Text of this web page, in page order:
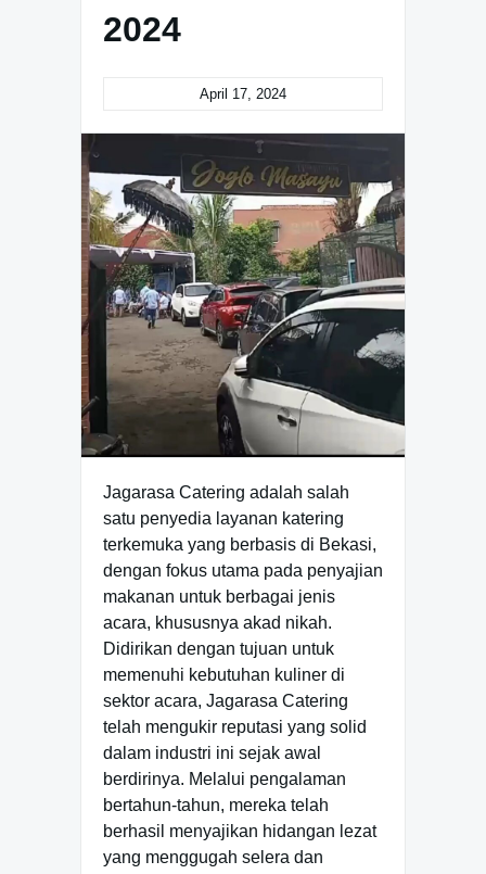
2024
April 17, 2024
Jagarasa Catering adalah salah
satu penyedia layanan katering
terkemuka yang berbasis di Bekasi,
dengan fokus utama pada penyajian
makanan untuk berbagai jenis
acara, khususnya akad nikah.
Didirikan dengan tujuan untuk
memenuhi kebutuhan kuliner di
sektor acara, Jagarasa Catering
telah mengukir reputasi yang solid
dalam industri ini sejak awal
berdirinya. Melalui pengalaman
bertahun-tahun, mereka telah
berhasil menyajikan hidangan lezat
yang menggugah selera dan